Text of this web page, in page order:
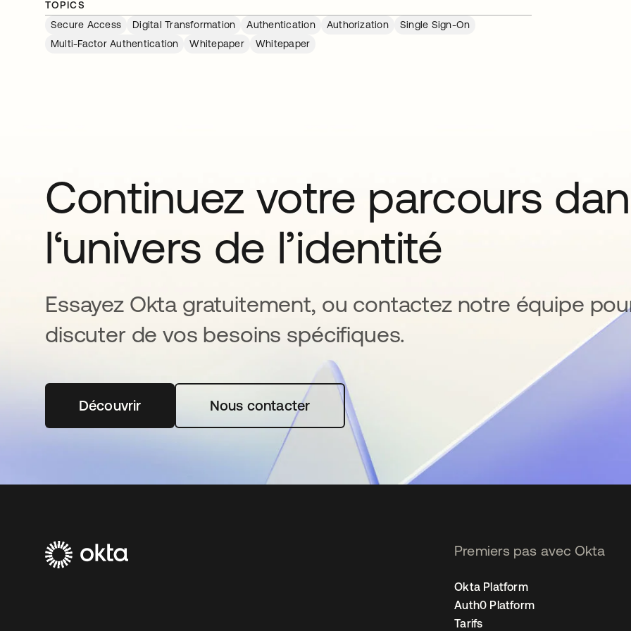
TOPICS
Secure Access
Digital Transformation Authentication Authorization
Single Sign-On
Multi-Factor Authentication
Whitepaper Whitepaper
Continuez votre parcours
l‘univers de l’identité
Essayez Okta gratuitement, ou contactez notre équipe
discuter de vos besoins spécifiques.
Découvrirs’ouvre dans un nouvel onglet
Nous contacter
Premiers pas avec Okta
Okta Platform
Auth0 Platform
Tarifs